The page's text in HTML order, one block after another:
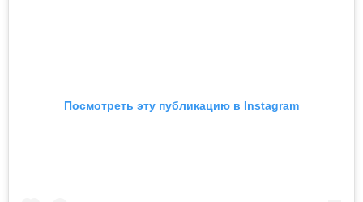
Посмотреть эту публикацию в Instagram